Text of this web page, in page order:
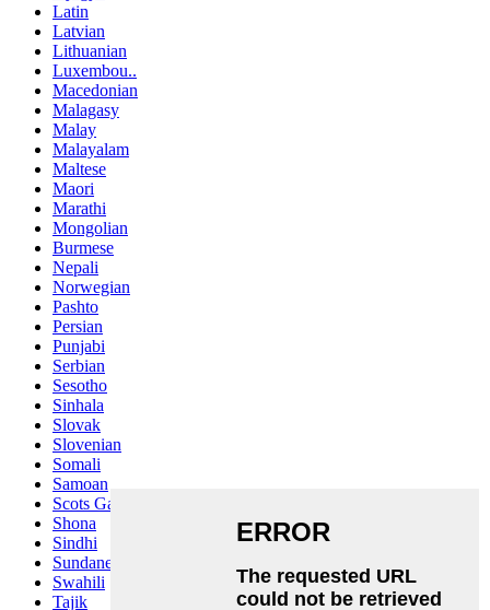
Latin
Latvian
Lithuanian
Luxembou..
Macedonian
Malagasy
Malay
Malayalam
Maltese
Maori
Marathi
Mongolian
Burmese
Nepali
Norwegian
Pashto
Persian
Punjabi
Serbian
Sesotho
Sinhala
Slovak
Slovenian
Somali
Samoan
Scots Gaelic
Shona
Sindhi
Sundanese
Swahili
Tajik